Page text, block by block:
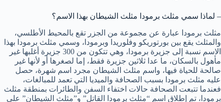
– لماذا سمي مثلث برمودا مثلث الشيطان بهذا الاسم؟
مثلث برمودا عبارة عن مجموعة من الجزر تقع بالمحيط الأطلسي،
والمثلث يقع بين بورتوريكو وفلوريدا وبرمودا، وسمي مثلث برمودا بهذا
الاسم نسبة إلى جزيرة برمودا، وهي تتكون من 300 جزيرة أغلبها غير
مأهول بالسكان، ما عدا ثلاثين جزيرة فقط، إما لصغرها أو لأنها غير
صالحة للحياة فيها، واسم مثلث الشيطان مجرد اسم شهرة، حصل
عليه مثلث برمودا بسبب الصحافة والميديا التي تعمد للمبالغات،
فعندما تتبعت الصحافة حالات اختفاء السفن والطائرات بمنطقة مثلث
برمودا، تم إطلاق اسم “مثلث برمودا القاتل” و”مثلث الشيطان” على